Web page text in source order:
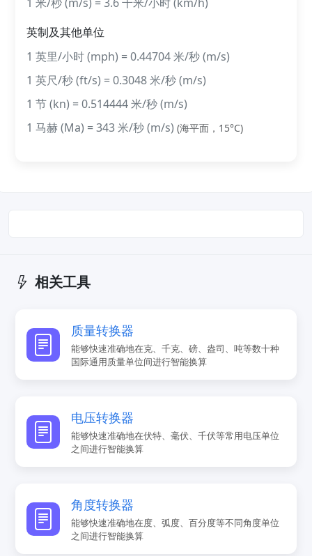
英制及其他单位
1 英里/小时 (mph) = 0.44704 米/秒 (m/s)
1 英尺/秒 (ft/s) = 0.3048 米/秒 (m/s)
1 节 (kn) = 0.514444 米/秒 (m/s)
1 马赫 (Ma) = 343 米/秒 (m/s) (海平面，15°C)
相关工具
质量转换器
能够快速准确地在克、千克、磅、盎司、吨等数十种
国际通用质量单位间进行智能换算
电压转换器
能够快速准确地在伏特、毫伏、千伏等常用电压单位
之间进行智能换算
角度转换器
能够快速准确地在度、弧度、百分度等不同角度单位
之间进行智能换算